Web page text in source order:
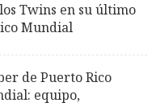
Twins en su último
Mundial
de Puerto Rico
equipo,